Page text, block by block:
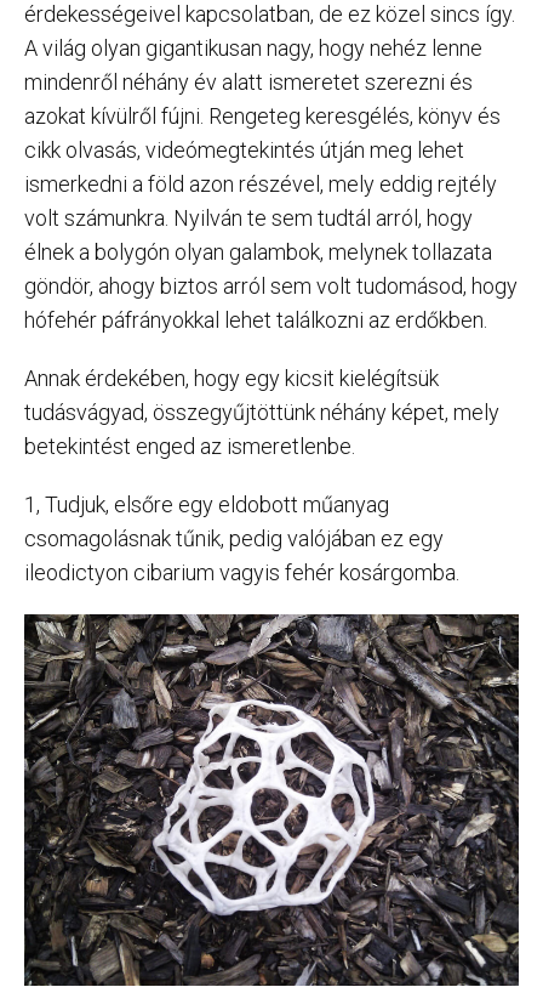
érdekességeivel kapcsolatban, de ez közel sincs így.
A világ olyan gigantikusan nagy, hogy nehéz lenne
mindenről néhány év alatt ismeretet szerezni és
azokat kívülről fújni. Rengeteg keresgélés, könyv és
cikk olvasás, videómegtekintés útján meg lehet
ismerkedni a föld azon részével, mely eddig rejtély
volt számunkra. Nyilván te sem tudtál arról, hogy
élnek a bolygón olyan galambok, melynek tollazata
göndör, ahogy biztos arról sem volt tudomásod, hogy
hófehér páfrányokkal lehet találkozni az erdőkben.
Annak érdekében, hogy egy kicsit kielégítsük
tudásvágyad, összegyűjtöttünk néhány képet, mely
betekintést enged az ismeretlenbe.
1, Tudjuk, elsőre egy eldobott műanyag
csomagolásnak tűnik, pedig valójában ez egy
ileodictyon cibarium vagyis fehér kosárgomba.